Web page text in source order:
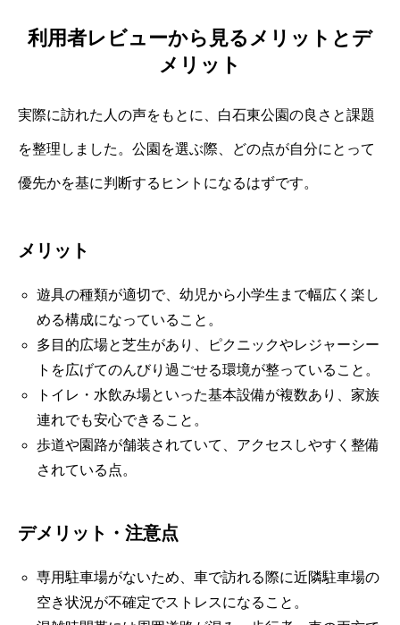
利用者レビューから見るメリットとデ
メリット
実際に訪れた人の声をもとに、白石東公園の良さと課題
を整理しました。公園を選ぶ際、どの点が自分にとって
優先かを基に判断するヒントになるはずです。
メリット
遊具の種類が適切で、幼児から小学生まで幅広く楽し
める構成になっていること。
多目的広場と芝生があり、ピクニックやレジャーシー
トを広げてのんびり過ごせる環境が整っていること。
トイレ・水飲み場といった基本設備が複数あり、家族
連れでも安心できること。
歩道や園路が舗装されていて、アクセスしやすく整備
されている点。
デメリット・注意点
専用駐車場がないため、車で訪れる際に近隣駐車場の
空き状況が不確定でストレスになること。